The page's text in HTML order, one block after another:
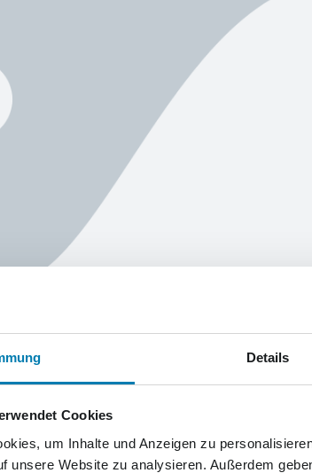
Details
Cookies
um Inhalte und Anzeigen zu
unsere Website zu analysieren. Außerdem